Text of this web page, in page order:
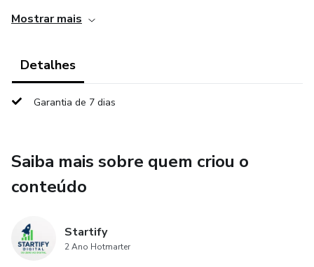
fazendo com que novos nichos emergissem e outros se
nichos mais promissores atualmente, como saúde e bem-
concretos sobre tendências de mercado e
urgente de adaptação por parte dos empreendedores.
marketing digital até empreendedores experientes que
desejam reposicionar suas estratégias. Os leitores
encontrarão respostas para perguntas cruciais: Como
Mostrar mais
Detalhes
Garantia de 7 dias
Saiba mais sobre quem criou o
conteúdo
Startify
2 Ano Hotmarter